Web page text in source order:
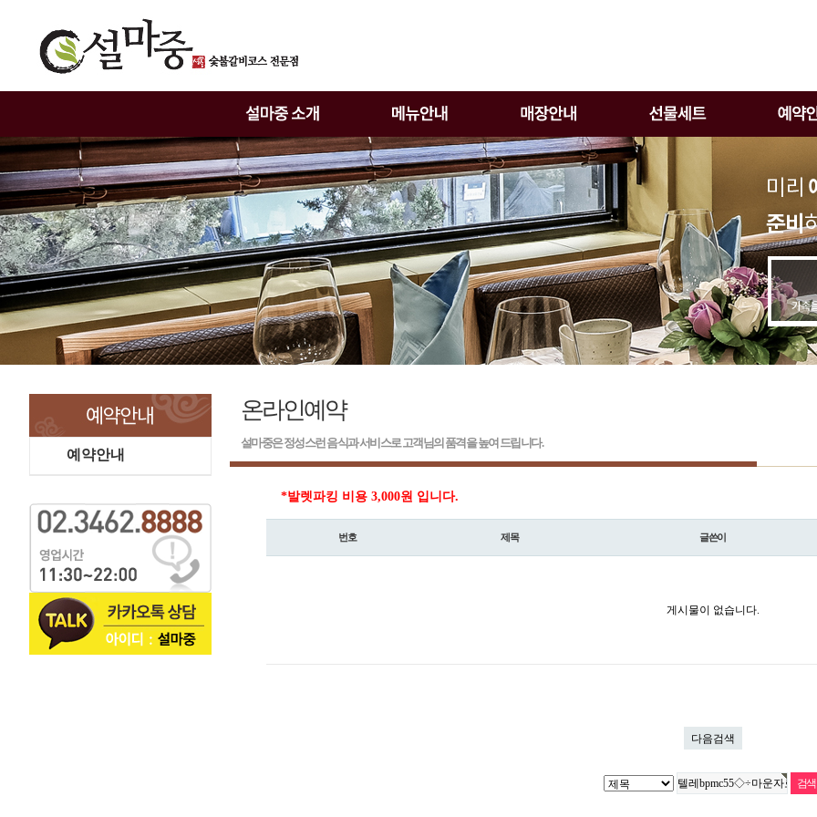
예약안내
온라인예약
설마중은 정성스런 음식과 서비스로 고객님의 품격을 높여 드립니다.
*발렛파킹 비용 3,000원 입니다.
번호 제목 글쓴이
게시물이 없습니다.
다음검색